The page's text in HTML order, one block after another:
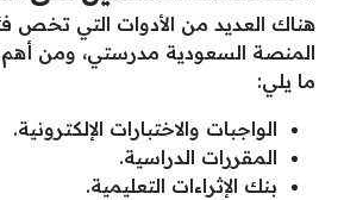
هناك العديد من الأدوات التي تخص
المنصة السعودية مدرستي، ومن
ما يلي:
الواجبات والاختبارات الإلكترونية.
المقررات الدراسية.
بنك الإثراءات التعليمية.